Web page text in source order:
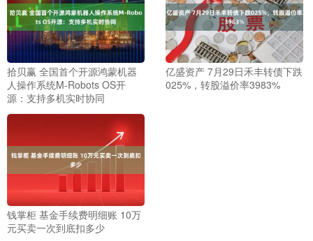
拾贝赢 全国首个开源鸿蒙机器
人操作系统M-Robots OS开
源：支持多机实时协同
亿盛资产 7月29日禾丰转债下跌
025%，转股溢价率3983%
钱掌柜 基金手续费明细账 10万
元买卖一次到底扣多少